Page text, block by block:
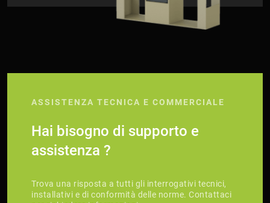
ASSISTENZA TECNICA E COMMERCIALE
Hai bisogno di supporto e
assistenza ?
Trova una risposta a tutti gli interrogativi tecnici,
installativi e di conformità delle norme. Contattaci